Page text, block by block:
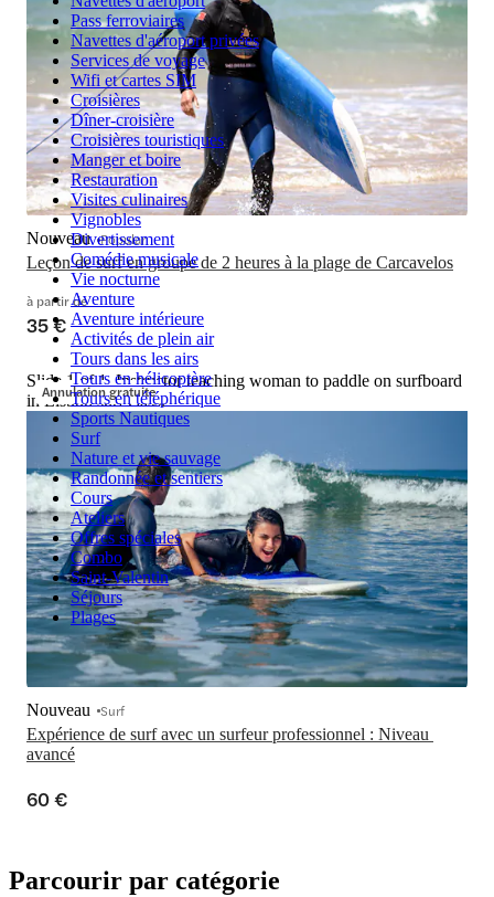
Pass ferroviaires
Navettes d'aéroport privées
Services de voyage
Wifi et cartes SIM
Croisières
Dîner-croisière
Croisières touristiques
Manger et boire
Restauration
Visites culinaires
Vignobles
Divertissement
Comédie musicale
Vie nocturne
Aventure
Aventure intérieure
Activités de plein air
Tours dans les airs
Tours en hélicoptère
Tours en téléphérique
Sports Nautiques
Surf
Nature et vie sauvage
Randonnée et sentiers
Cours
Ateliers
Offres spéciales
Combo
Saint-Valentin
Séjours
Plages
Leçon de surf en groupe de 2 heures à la plage de Carcavelos
Nouveau Popular
à partir de
35 €
Annulation gratuite
Slide 1 of 1, Instructor teaching woman to paddle on surfboard
in Lisbon surf class.
Expérience de surf avec un surfeur professionnel : Niveau
avancé
Nouveau Surf
60 €
Parcourir par catégorie